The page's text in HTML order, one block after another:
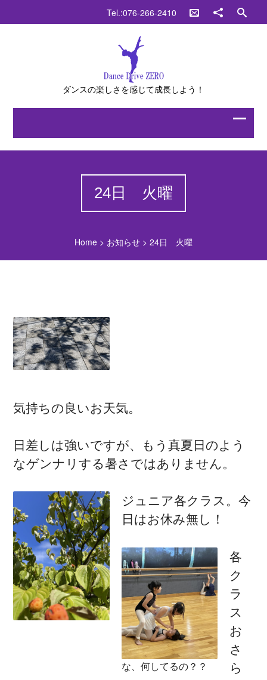
Tel.:076-266-2410
ダンスの楽しさを感じて成長しよう！
24日 火曜
Home> お知らせ> 24日 火曜
気持ちの良いお天気。
日差しは強いですが、もう真夏日のよう
なゲンナリする暑さではありません。
ジュニア各クラス。今
日はお休み無し！
な、何してるの？？
各
ク
ラ
ス
お
さ
ら